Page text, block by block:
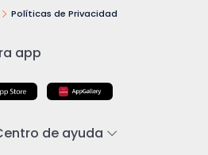
Políticas de Privacidad
app
de ayuda